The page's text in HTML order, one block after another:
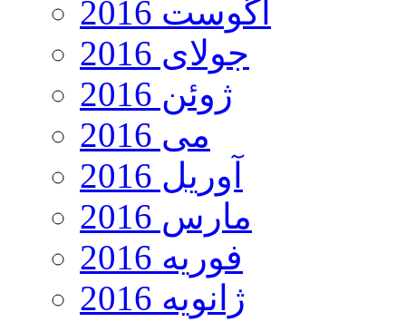
آگوست 2016
جولای 2016
ژوئن 2016
می 2016
آوریل 2016
مارس 2016
فوریه 2016
ژانویه 2016